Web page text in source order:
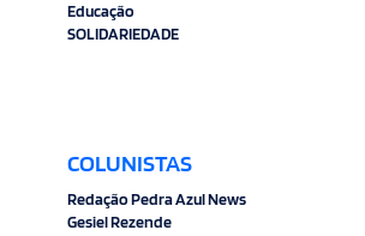
Educação
SOLIDARIEDADE
COLUNISTAS
Redação Pedra Azul News
Gesiel Rezende